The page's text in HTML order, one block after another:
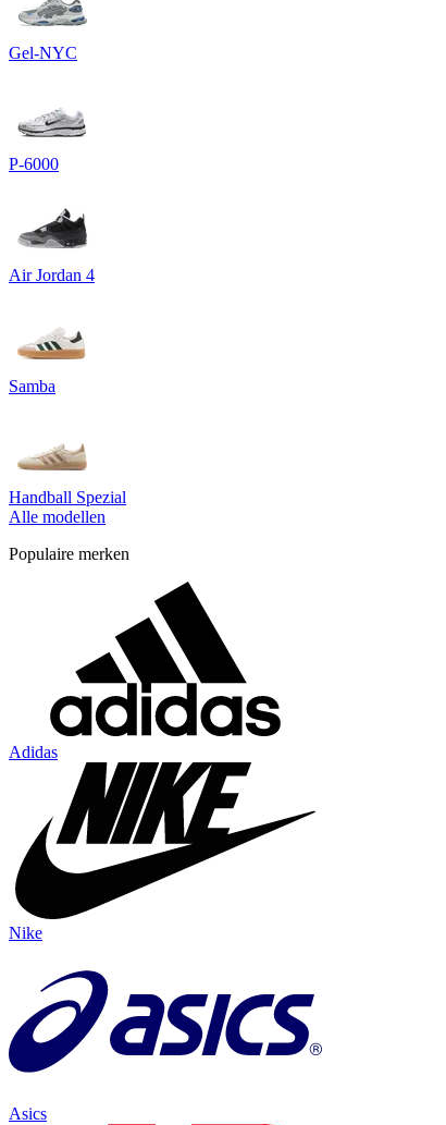
Gel-NYC
P-6000
Air Jordan 4
Samba
Handball Spezial
Alle modellen
Populaire merken
Adidas
Nike
Asics